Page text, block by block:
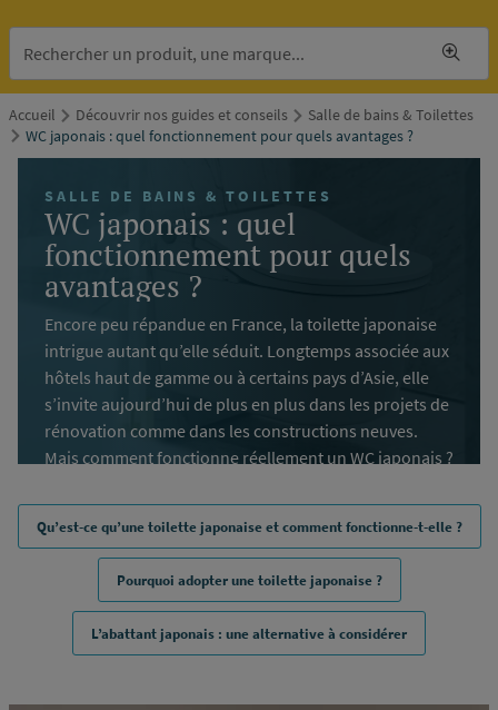
Accueil Découvrir nos guides et conseils
Salle de bains & Toilettes
WC japonais : quel fonctionnement pour quels avantages ?
SALLE DE BAINS & TOILETTES
WC japonais : quel
fonctionnement pour quels
avantages ?
Encore peu répandue en France, la toilette japonaise
intrigue autant qu’elle séduit. Longtemps associée aux
hôtels haut de gamme ou à certains pays d’Asie, elle
s’invite aujourd’hui de plus en plus dans les projets de
rénovation comme dans les constructions neuves.
Mais comment fonctionne réellement un WC japonais ?
solution adaptée à tous les projets ?
On vous éclaire.
Qu’est-ce qu’une toilette japonaise et comment fonctionne-t-elle ?
Pourquoi adopter une toilette japonaise ?
L’abattant japonais : une alternative à considérer